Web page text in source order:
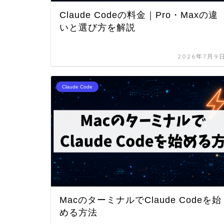
Claude Codeの料金｜Pro・Maxの違
いと選び方を解説
2026年7月9
Claude Code
MacのターミナルでClaude Codeを始
める方法